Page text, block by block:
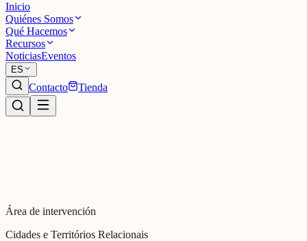
Inicio
Quiénes Somos
Qué Hacemos
Recursos
NoticiasEventos
ES
Contacto Tienda
Área de intervención
Cidades e Territórios Relacionais